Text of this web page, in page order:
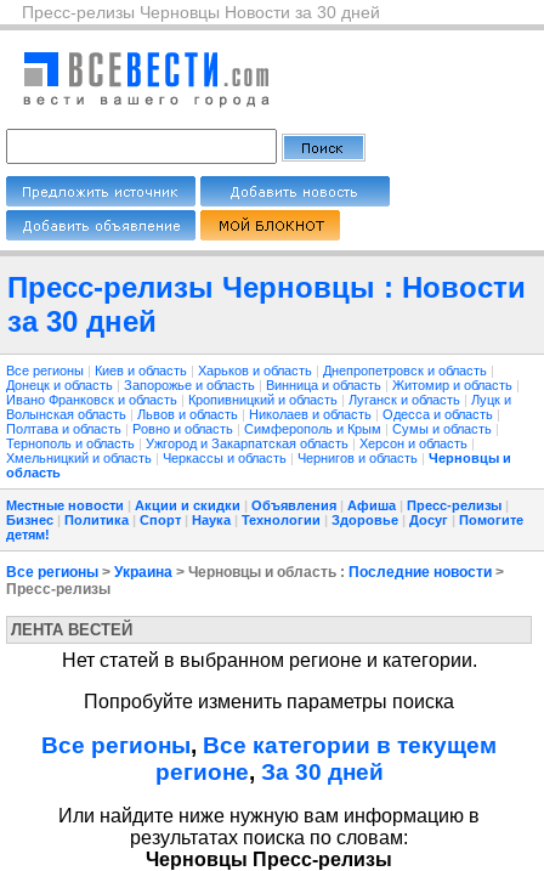
Пресс-релизы Черновцы Новости за 30 дней
Пресс-релизы Черновцы : Новости
за 30 дней
Все регионы | Киев и область | Харьков и область | Днепропетровск и область |
Донецк и область | Запорожье и область | Винница и область | Житомир и область |
Ивано Франковск и область | Кропивницкий и область | Луганск и область | Луцк и
Волынская область | Львов и область | Николаев и область | Одесса и область |
Полтава и область | Ровно и область | Симферополь и Крым | Сумы и область |
Тернополь и область | Ужгород и Закарпатская область | Херсон и область |
Хмельницкий и область | Черкассы и область | Чернигов и область | Черновцы и
область
Местные новости | Акции и скидки | Объявления | Афиша | Пресс-релизы |
Бизнес | Политика | Спорт | Наука | Технологии | Здоровье | Досуг | Помогите
детям!
Все регионы > Украина > Черновцы и область : Последние новости >
Пресс-релизы
ЛЕНТА ВЕСТЕЙ
Нет статей в выбранном регионе и категории.
Попробуйте изменить параметры поиска
Все регионы, Все категории в текущем
регионе, За 30 дней
Или найдите ниже нужную вам информацию в
результатах поиска по словам:
Черновцы Пресс-релизы